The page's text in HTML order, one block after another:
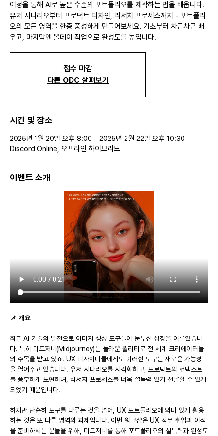
여정을 통해 AI로 높은 수준의 포트폴리오를 제작하는 법을 배웁니다.
유저 시나리오부터 프로덕트 디자인, 리서치 프로세스까지 - 포트폴리
오의 모든 영역을 한층 풍성하게 만들어보세요. 기초부터 차근차근 배
우고, 마지막엔 올데이 작업으로 완성도를 높입니다.
접수 마감
다른 ODC 살펴보기
시간 및 장소
2025년 1월 20일 오후 8:00 – 2025년 2월 22일 오후 10:30
Discord Online, 오프라인 하이브리드
이벤트 소개
📌 개요
최근 AI 기술의 발전으로 이미지 생성 도구들이 눈부신 성장을 이루었습니
다. 특히 미드저니(Midjourney)는 놀라운 퀄리티로 전 세계 크리에이터들
의 주목을 받고 있죠. UX 디자이너들에게도 이러한 도구는 새로운 가능성
을 열어주고 있습니다. 유저 시나리오를 시각화하고, 프로덕트의 컨텍스트
를 풍부하게 표현하며, 리서치 프로세스를 더욱 설득력 있게 전달할 수 있게
되었기 때문입니다.
하지만 단순히 도구를 다루는 것을 넘어, UX 포트폴리오에 의미 있게 활용
하는 것은 또 다른 영역의 과제입니다. 이번 워크샵은 UX 직무 취업과 이직
을 준비하시는 분들을 위해, 미드저니를 통해 포트폴리오의 설득력과 완성도